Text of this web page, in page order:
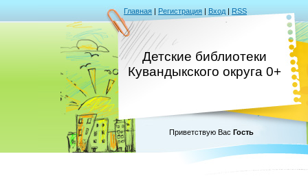
Главная | Регистрация | Вход | RSS
Детские библиотеки
Кувандыкского округа 0+
Приветствую Вас Гость